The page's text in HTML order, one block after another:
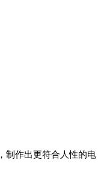
制作出更符合人性的电